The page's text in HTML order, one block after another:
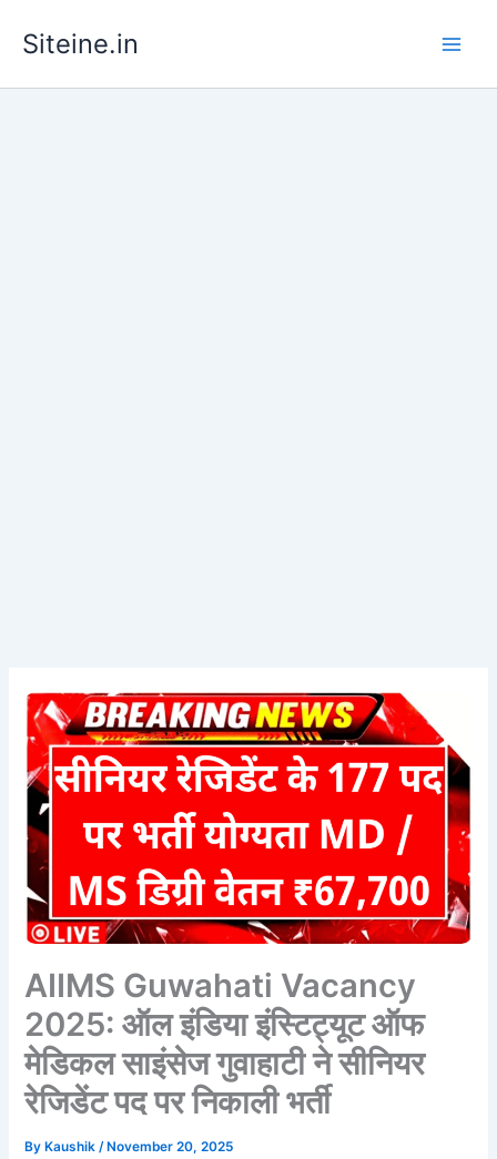
Siteine.in
AIIMS Guwahati Vacancy
2025: ऑल इंडिया इंस्टिट्यूट ऑफ
मेडिकल साइंसेज गुवाहाटी ने सीनियर
रेजिडेंट पद पर निकाली भर्ती
By Kaushik/ November 20, 2025